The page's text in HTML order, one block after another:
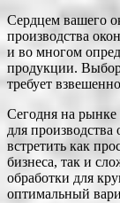
Сердцем вашего
производства
и во многом
продукции.
требует
Сегодня на рынке
для
встретить как
бизнеса, так и
обработки для
оптимальный